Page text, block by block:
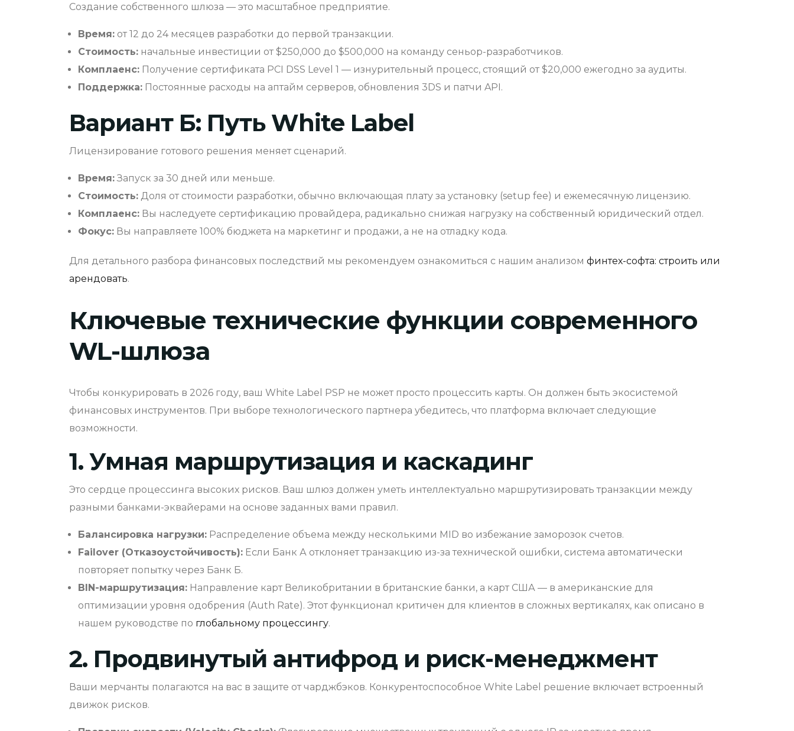
Создание собственного шлюза — это масштабное предприятие.
Время: от 12 до 24 месяцев разработки до первой транзакции.
Стоимость: начальные инвестиции от $250,000 до $500,000 на команду сеньор-разработчиков.
Комплаенс: Получение сертификата PCI DSS Level 1 — изнурительный процесс, стоящий от $20,000 ежегодно за аудиты.
Поддержка: Постоянные расходы на аптайм серверов, обновления 3DS и патчи API.
Вариант Б: Путь White Label
Лицензирование готового решения меняет сценарий.
Время:Запуск за 30 дней или меньше.
Стоимость: Доля от стоимости разработки, обычно включающая плату за установку (setup fee) и ежемесячную лицензию.
Комплаенс: Вы наследуете сертификацию провайдера, радикально снижая нагрузку на собственный юридический отдел.
Фокус: Вы направляете 100% бюджета на маркетинг и продажи, а не на отладку кода.
Для детального разбора финансовых последствий мы рекомендуем ознакомиться с нашим анализом финтех-софта: строить или
арендовать.
Ключевые технические функции современного
WL-шлюза
Чтобы конкурировать в 2026 году, ваш White Label PSP не может просто процессить карты. Он должен быть экосистемой
финансовых инструментов. При выборе технологического партнера убедитесь, что платформа включает следующие
возможности.
1. Умная маршрутизация и каскадинг
Это сердце процессинга высоких рисков. Ваш шлюз должен уметь интеллектуально маршрутизировать транзакции между
разными банками-эквайерами на основе заданных вами правил.
Балансировка нагрузки: Распределение объема между несколькими MID во избежание заморозок счетов.
Failover (Отказоустойчивость): Если Банк А отклоняет транзакцию из-за технической ошибки, система автоматически
повторяет попытку через Банк Б.
BIN-маршрутизация: Направление карт Великобритании в британские банки, а карт США — в американские для
оптимизации уровня одобрения (Auth Rate). Этот функционал критичен для клиентов в сложных вертикалях, как описано в
нашем руководстве по глобальному процессингу.
2. Продвинутый антифрод и риск-менеджмент
Ваши мерчанты полагаются на вас в защите от чарджбэков. Конкурентоспособное White Label решение включает встроенный
движок рисков.